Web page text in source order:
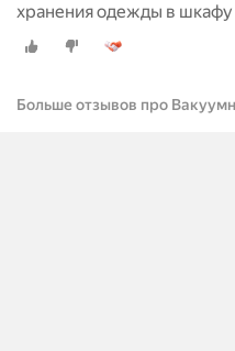
хранения одежды в шкафу
Больше отзывов про